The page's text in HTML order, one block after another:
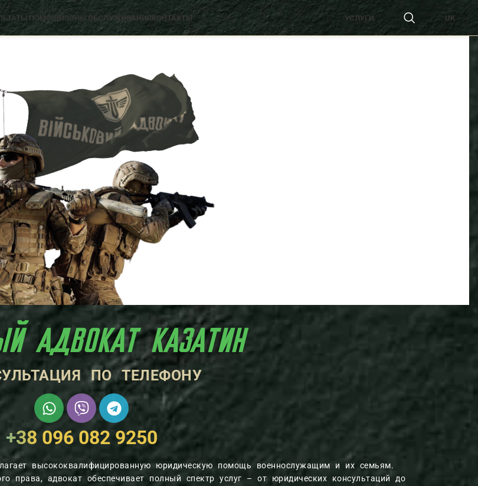
ПОМОЩИ ЗОНЫ ОБСЛУЖИВАНИЯ КОНТАКТЫ УСЛУГИ UK
КАЗАТИН
ПО ТЕЛЕФОНУ
+38 096 082 9250
высококвалифицированную юридическую помощь военнослужащим и их семьям.
права, адвокат обеспечивает полный спектр услуг – от юридических консультаций до